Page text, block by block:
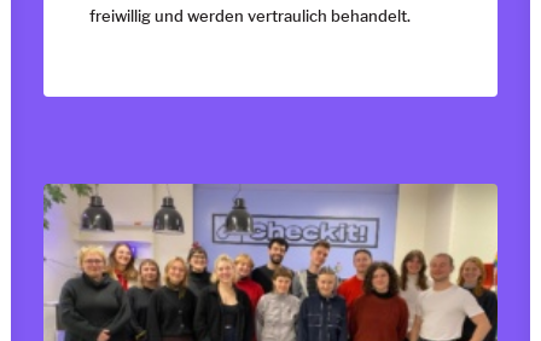
freiwillig und werden vertraulich behandelt.